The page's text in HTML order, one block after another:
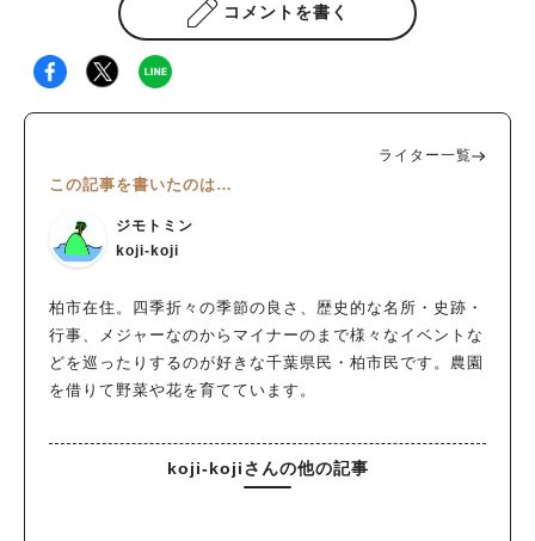
コメントを書く
ライター一覧
この記事を書いたのは…
ジモトミン
koji-koji
柏市在住。四季折々の季節の良さ、歴史的な名所・史跡・
行事、メジャーなのからマイナーのまで様々なイベントな
どを巡ったりするのが好きな千葉県民・柏市民です。農園
を借りて野菜や花を育てています。
koji-kojiさんの他の記事